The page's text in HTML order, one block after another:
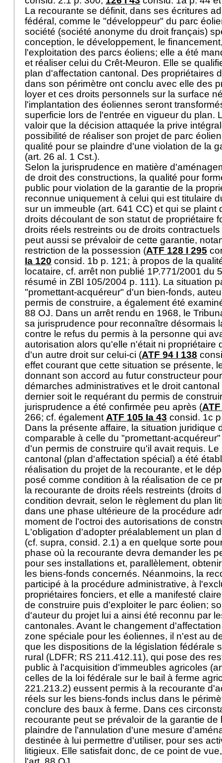
La recourante se définit, dans ses écritures
fédéral, comme le "développeur" du parc
société (société anonyme du droit français)
conception, le développement, le
l'exploitation des parcs éoliens; elle a été
et réaliser celui du Crêt-Meuron. Elle se
plan d'affectation cantonal. Des propriétaires
dans son périmètre ont conclu avec elle des
loyer et ces droits personnels sur la surface
l'implantation des éoliennes seront
superficie lors de l'entrée en vigueur du plan.
valoir que la décision attaquée la prive
possibilité de réaliser son projet de parc
qualité pour se plaindre d'une violation de la
(art. 26 al. 1 Cst.).
Selon la jurisprudence en matière
de droit des constructions, la qualité pour
public pour violation de la garantie de la
reconnue uniquement à celui qui est titulaire
sur un immeuble (art. 641 CC) et qui se plaint
droits découlant de son statut de propriétaire
droits réels restreints ou de droits
peut aussi se prévaloir de cette garantie,
restriction de la possession (ATF 128 I 295
Ia 120 consid. 1b p. 121; à propos de la
locataire, cf. arrêt non publié 1P.771/2001 du
résumé in ZBl 105/2004 p. 111). La situation
"promettant-acquéreur" d'un bien-fonds,
permis de construire, a également été
88 OJ. Dans un arrêt rendu en 1968, le
sa jurisprudence pour reconnaître désormais
contre le refus du permis à la personne qui
autorisation alors qu'elle n'était ni propriétaire
d'un autre droit sur celui-ci (ATF 94 I 138
effet courant que cette situation se présente,
donnant son accord au futur constructeur
démarches administratives et le droit
dernier soit le requérant du permis de
jurisprudence a été confirmée peu après (
266; cf. également ATF 105 Ia 43 consid. 1c
Dans la présente affaire, la situation juridique
comparable à celle du "promettant-
d'un permis de construire qu'il avait requis.
cantonal (plan d'affectation spécial) a été
réalisation du projet de la recourante, et le
posé comme condition à la réalisation de ce
la recourante de droits réels restreints (droits
condition devrait, selon le règlement du plan
dans une phase ultérieure de la procédure
moment de l'octroi des autorisations de
L'obligation d'adopter préalablement un plan
(cf. supra, consid. 2.1) a en quelque sorte
phase où la recourante devra demander les
pour ses installations et, parallèlement,
les biens-fonds concernés. Néanmoins, la
participé à la procédure administrative, à
propriétaires fonciers, et elle a manifesté
de construire puis d'exploiter le parc éolien;
d'auteur du projet lui a ainsi été reconnu par
cantonales. Avant le changement
zone spéciale pour les éoliennes, il n'est au
que les dispositions de la législation fédérale
rural (LDFR; RS 211.412.11), qui pose des
public à l'acquisition d'immeubles agricoles (
celles de la loi fédérale sur le bail à ferme
221.213.2) eussent permis à la recourante
réels sur les biens-fonds inclus dans le
conclure des baux à ferme. Dans ces
recourante peut se prévaloir de la garantie de
plaindre de l'annulation d'une mesure
destinée à lui permettre d'utiliser, pour ses
litigieux. Elle satisfait donc, de ce point de